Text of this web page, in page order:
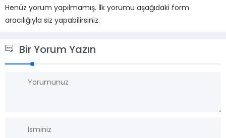
Henüz yorum yapılmamış. İlk yorumu aşağıdaki form
aracılığıyla siz yapabilirsiniz.
Bir Yorum Yazın